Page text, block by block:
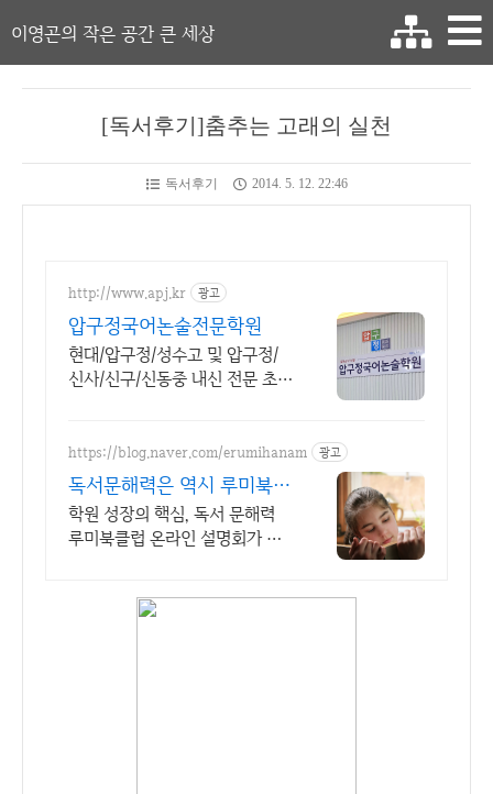
이영곤의 작은 공간 큰 세상
[독서후기]춤추는 고래의 실천
독서후기 2014. 5. 12. 22:46
http://www.apj.kr 광고
압구정국어논술전문학원
현대/압구정/성수고 및 압구정/
신사/신구/신동중 내신 전문 초,
https://blog.naver.com/erumihanam 광고
독서문해력은 역시 루미북클
럽 교육사업의 기초 경쟁력
학원 성장의 핵심, 독서 문해력
루미북클럽 온라인 설명회가 수
서로 어휘력, 문해력 완성